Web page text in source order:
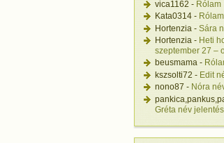
vica1162 - Rólam
Kata0314 - Rólam
Hortenzia - Sára
Hortenzia - Heti
szeptember 27 –
beusmama -
kszsolti72 - Edit
nono87 - Nóra
Gréta név